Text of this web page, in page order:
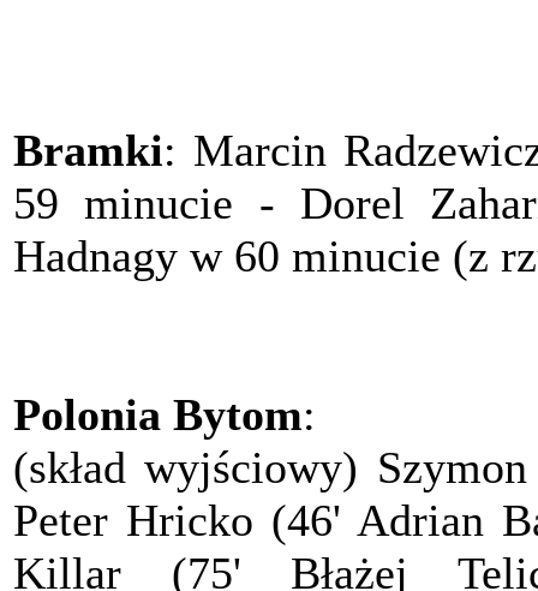
Bramki: Marcin
59 minucie - Dorel
Hadnagy w 60 minucie (z
Polonia Bytom:
(skład wyjściowy)
Peter Hricko (46' Adrian
Killar (75' Błażej